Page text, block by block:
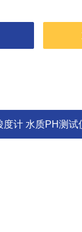
度计 水质PH测试